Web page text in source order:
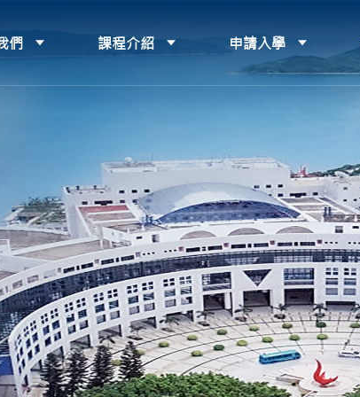
們 課程介紹 申請入學